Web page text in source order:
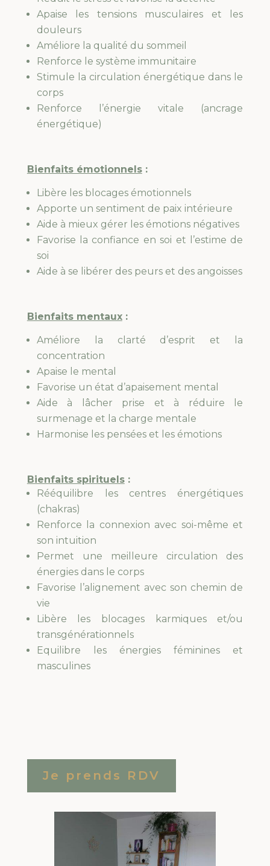
Apaise les tensions musculaires et les
douleurs
Améliore la qualité du sommeil
Renforce le système immunitaire
Stimule la circulation énergétique dans le
corps
Renforce l’énergie vitale (ancrage
énergétique)
Bienfaits émotionnels:
Libère les blocages émotionnels
Apporte un sentiment de paix intérieure
Aide à mieux gérer les émotions négatives
Favorise la confiance en soi et l’estime de
soi
Aide à se libérer des peurs et des angoisses
Bienfaits mentaux:
Améliore la clarté d’esprit et la
concentration
Apaise le mental
Favorise un état d’apaisement mental
Aide à lâcher prise et à réduire le
surmenage et la charge mentale
Harmonise les pensées et les émotions
Bienfaits spirituels:
Rééquilibre les centres énergétiques
(chakras)
Renforce la connexion avec soi-même et
son intuition
Permet une meilleure circulation des
énergies dans le corps
Favorise l’alignement avec son chemin de
vie
Libère les blocages karmiques et/ou
transgénérationnels
Equilibre les énergies féminines et
masculines
Je prends RDV